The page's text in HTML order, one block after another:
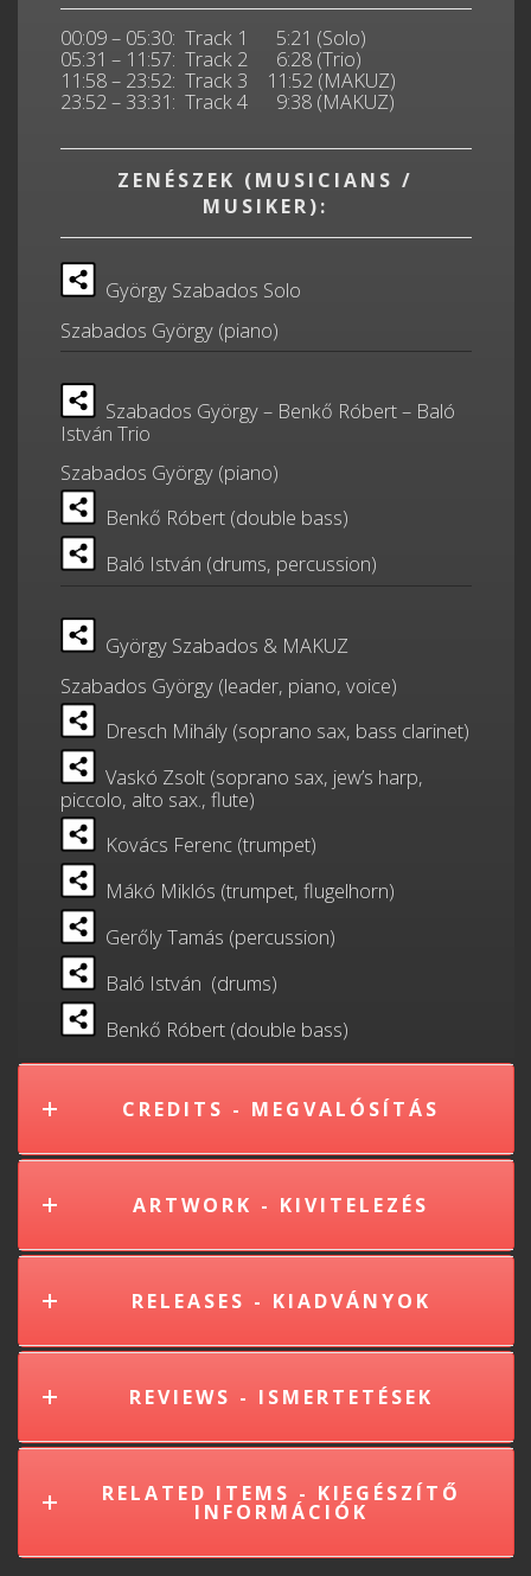
00:09 – 05:30: Track 1 5:21 (Solo)
05:31 – 11:57: Track 2 6:28 (Trio)
11:58 – 23:52: Track 3 11:52 (MAKUZ)
23:52 – 33:31: Track 4 9:38 (MAKUZ)
ZENÉSZEK (MUSICIANS /
MUSIKER):
György Szabados Solo
Szabados György (piano)
Szabados György – Benkő Róbert – Baló
István Trio
Szabados György (piano)
Benkő Róbert (double bass)
Baló István (drums, percussion)
György Szabados & MAKUZ
Szabados György (leader, piano, voice)
Dresch Mihály (soprano sax, bass clarinet)
Vaskó Zsolt (soprano sax, jew’s harp,
piccolo, alto sax., flute)
Kovács Ferenc (trumpet)
Mákó Miklós (trumpet, flugelhorn)
Gerőly Tamás (percussion)
Baló István (drums)
Benkő Róbert (double bass)
CREDITS - MEGVALÓSÍTÁS
ARTWORK - KIVITELEZÉS
RELEASES - KIADVÁNYOK
REVIEWS - ISMERTETÉSEK
RELATED ITEMS - KIEGÉSZÍTŐ
INFORMÁCIÓK